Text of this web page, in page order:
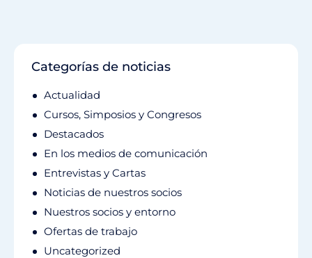
Categorías de noticias
Actualidad
Cursos, Simposios y Congresos
Destacados
En los medios de comunicación
Entrevistas y Cartas
Noticias de nuestros socios
Nuestros socios y entorno
Ofertas de trabajo
Uncategorized